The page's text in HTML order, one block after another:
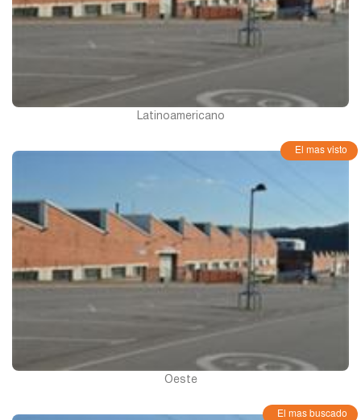
Latinoamericano
El mas visto
Oeste
El mas buscado